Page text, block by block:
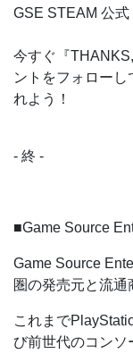
GSE STEAM 公式
今すぐ『
ントをフォロー
れよう！
- 終 -
■Game Source
Game Source
圏の発売元と流通
これまで
び前世代のコンソ